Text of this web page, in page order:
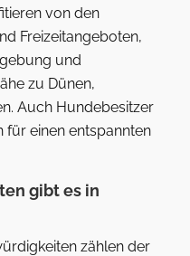
von den
Freizeitangeboten,
und
zu Dünen,
Auch Hundebesitzer
für einen entspannten
gibt es in
zählen der